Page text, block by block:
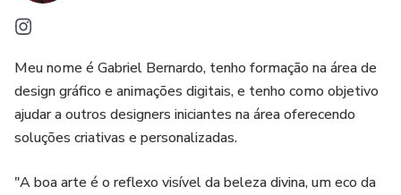
Meu nome é Gabriel Bernardo, tenho formação na área de
design gráfico e animações digitais, e tenho como objetivo
ajudar a outros designers iniciantes na área oferecendo
soluções criativas e personalizadas.
"A boa arte é o reflexo visível da beleza divina, um eco da